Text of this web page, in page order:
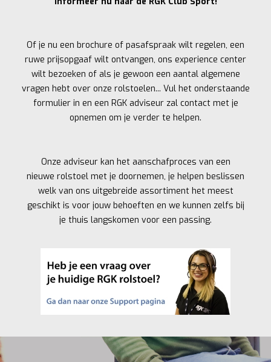
Of je nu een brochure of pasafspraak wilt regelen, een
ruwe prijsopgaaf wilt ontvangen, ons experience center
wilt bezoeken of als je gewoon een aantal algemene
vragen hebt over onze rolstoelen... Vul het onderstaande
formulier in en een RGK adviseur zal contact met je
opnemen om je verder te helpen.
Onze adviseur kan het aanschafproces van een
nieuwe rolstoel met je doornemen, je helpen beslissen
welk van ons uitgebreide assortiment het meest
geschikt is voor jouw behoeften en we kunnen zelfs bij
je thuis langskomen voor een passing.